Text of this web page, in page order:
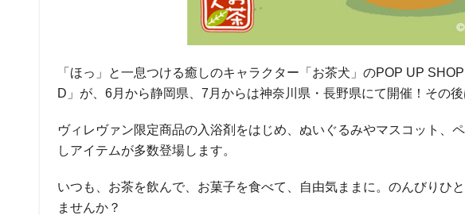
「ほっ」と一息つける癒しのキャラクター「お茶犬」のPOP UP
D」が、6月から静岡県、7月からは神奈川県・長野県にて開催！その後
ヴィレヴァン限定商品の入浴剤をはじめ、ぬいぐるみやマスコット、
しアイテムが多数登場します。
いつも、お茶を飲んで、お菓子を食べて、自由気ままに。のんびりひ
ませんか？